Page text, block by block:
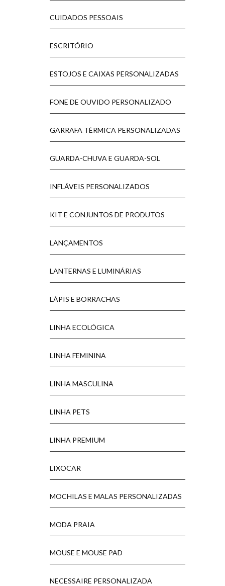
CUIDADOS PESSOAIS
ESCRITÓRIO
ESTOJOS E CAIXAS PERSONALIZADAS
FONE DE OUVIDO PERSONALIZADO
GARRAFA TÉRMICA PERSONALIZADAS
GUARDA-CHUVA E GUARDA-SOL
INFLÁVEIS PERSONALIZADOS
KIT E CONJUNTOS DE PRODUTOS
LANÇAMENTOS
LANTERNAS E LUMINÁRIAS
LÁPIS E BORRACHAS
LINHA ECOLÓGICA
LINHA FEMININA
LINHA MASCULINA
LINHA PETS
LINHA PREMIUM
LIXOCAR
MOCHILAS E MALAS PERSONALIZADAS
MODA PRAIA
MOUSE E MOUSE PAD
NECESSAIRE PERSONALIZADA